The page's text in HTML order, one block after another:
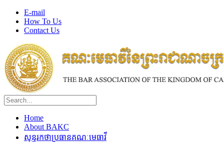
E-mail
How To Us
Contact Us
Home
About BAKC
សុន្ទរកថាប្រធានគណៈមេធាវី